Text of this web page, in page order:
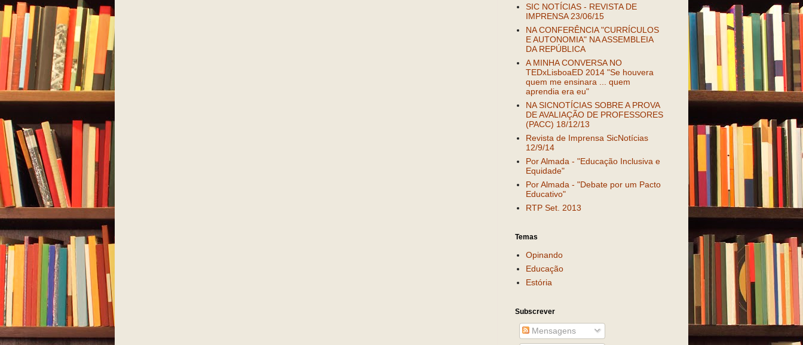
SIC NOTÍCIAS - REVISTA DE
IMPRENSA 23/06/15
NA CONFERÊNCIA "CURRÍCULOS
E AUTONOMIA" NA ASSEMBLEIA
DA REPÚBLICA
A MINHA CONVERSA NO
TEDxLisboaED 2014 "Se houvera
quem me ensinara ... quem
aprendia era eu"
NA SICNOTÍCIAS SOBRE A PROVA
DE AVALIAÇÃO DE PROFESSORES
(PACC) 18/12/13
Revista de Imprensa SicNotícias
12/9/14
Por Almada - "Educação Inclusiva e
Equidade"
Por Almada - "Debate por um Pacto
Educativo"
RTP Set. 2013
Temas
Opinando
Educação
Estória
Subscrever
Mensagens